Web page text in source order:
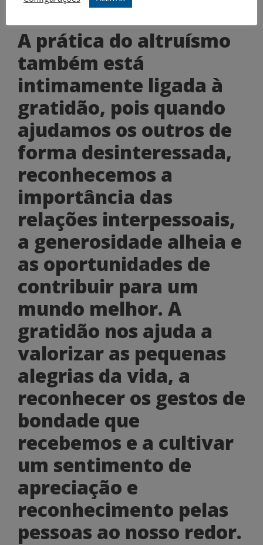
A prática do altruísmo
também está
intimamente ligada à
gratidão, pois quando
ajudamos os outros de
forma desinteressada,
reconhecemos a
importância das
relações interpessoais,
a generosidade alheia e
as oportunidades de
contribuir para um
mundo melhor. A
gratidão nos ajuda a
valorizar as pequenas
alegrias da vida, a
reconhecer os gestos de
bondade que
recebemos e a cultivar
um sentimento de
apreciação e
reconhecimento pelas
pessoas ao nosso redor.